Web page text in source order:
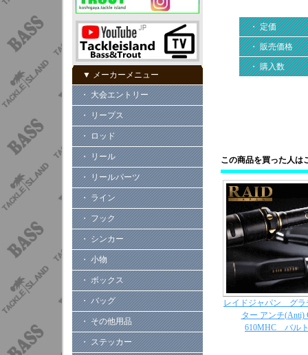
▼ メーカーメニュー
・ 大会エントリー
・ リープス
・ ロッド
・ リール
・ リールパーツ
・ ライン
・ フック
・ シンカー
・ 小物
・ ボックス
・ バッグ
・ その他用品
・ ステッカー
・ 定価
・ 販売価格
・ 購入数
この商品を買った人は
レイドジャパン グラ
ター アンチ(Anti)
610MHC バル